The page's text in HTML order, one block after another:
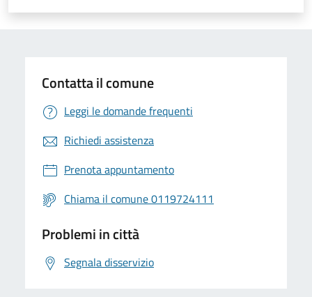
Valuta 5 stelle su 5
Valuta 4 stelle su 5
Valuta 3 stelle su 5
Valuta 2 stelle su 5
Valuta 1 stelle su 5
Contatta il comune
Leggi le domande frequenti
Richiedi assistenza
Prenota appuntamento
Chiama il comune 0119724111
Problemi in città
Segnala disservizio